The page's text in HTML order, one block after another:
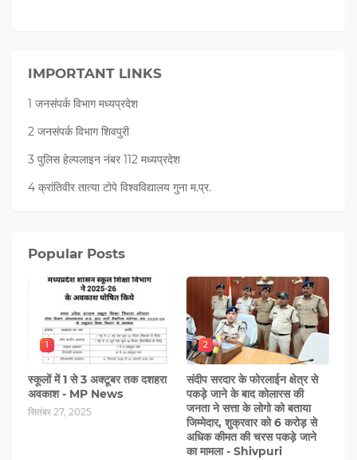
IMPORTANT LINKS
1 जनसंपर्क विभाग मध्यप्रदेश
2 जनसंपर्क विभाग शिवपुरी
3 पुलिस हेल्पलाइन नंबर 112 मध्‍यप्रदेश
4 क्रांतिवीर तात्या टोपे विश्वविद्यालय गुना म.प्र.
Popular Posts
1
स्कूलों में 1 से 3 अक्टूबर तक दशहरा
अवकाश - MP News
सितंबर 27, 2025
2
संदीप सरदार के फोरलाईन क्षेत्र से
पकड़े जाने के बाद कोलारस की
जनता ने सत्ता के लोगो को बताया
जिम्मेदार, शुक्रवार को 6 करोड़ से
अधिक कीमत की चरस पकड़े जाने
का मामला - Shivpuri